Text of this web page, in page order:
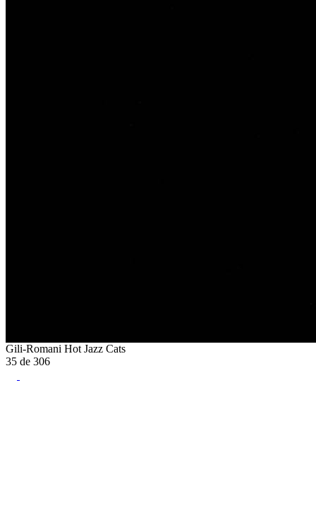
Gili-Romani Hot Jazz Cats
35 de 306